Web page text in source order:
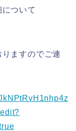
ついて
ますのでご連